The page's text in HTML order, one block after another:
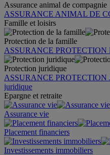
Assurance animal de compagnie
ASSURANCE ANIMAL DE
Famille et loisirs
Protection de la famille
ASSURANCE
Protection juridique
ASSURANCE PROTECTION
juridique
Epargne et retraite
Assurance vie
Placement financiers
Investissements immobiliers